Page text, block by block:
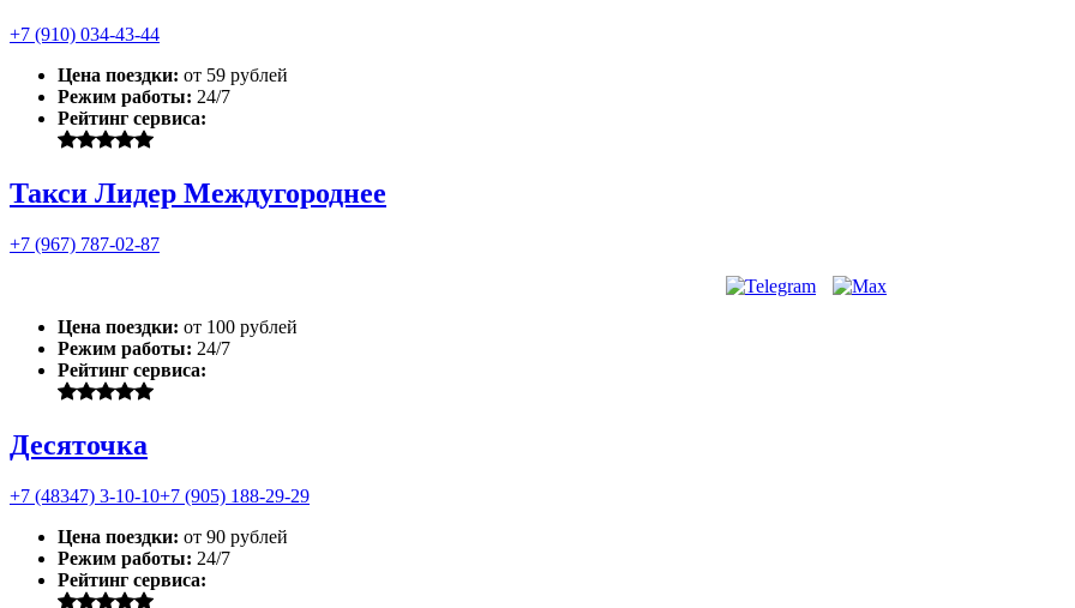
+7 (910) 034-43-44
Цена поездки: от 59 рублей
Режим работы: 24/7
Рейтинг сервиса:
Такси Лидер Междугороднее
+7 (967) 787-02-87
Цена поездки: от 100 рублей
Режим работы: 24/7
Рейтинг сервиса:
Десяточка
+7 (48347) 3-10-10+7 (905) 188-29-29
Цена поездки: от 90 рублей
Режим работы: 24/7
Рейтинг сервиса: